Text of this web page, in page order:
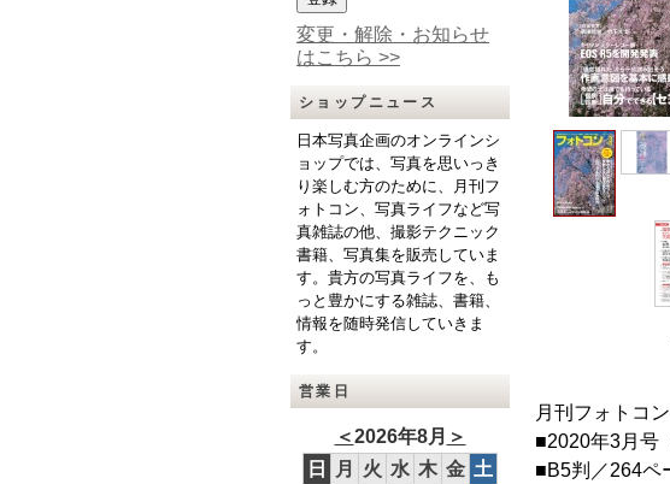
変更・解除・お知らせ
はこちら >>
ショップニュース
日本写真企画のオンラインシ
ョップでは、写真を思いっき
り楽しむ方のために、月刊フ
ォトコン、写真ライフなど写
真雑誌の他、撮影テクニック
書籍、写真集を販売していま
す。貴方の写真ライフを、も
っと豊かにする雑誌、書籍、
情報を随時発信していきま
す。
営業日
＜2026年8月 ＞
日
月 火 水 木 金 土
月刊フォトコン
■2020年3月号
■B5判／264ペ